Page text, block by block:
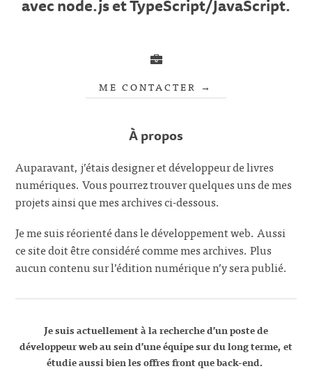
avec node.js et TypeScript/JavaScript.
ME CONTACTER
À propos
Auparavant, j’étais designer et développeur de livres
numériques. Vous pourrez trouver quelques uns de mes
projets ainsi que mes archives ci-dessous.
Je me suis réorienté dans le développement web. Aussi
ce site doit être considéré comme mes archives. Plus
aucun contenu sur l’édition numérique n’y sera publié.
Je suis actuellement à la recherche d’un poste de
développeur web au sein d’une équipe sur du long terme, et
étudie aussi bien les offres front que back-end.